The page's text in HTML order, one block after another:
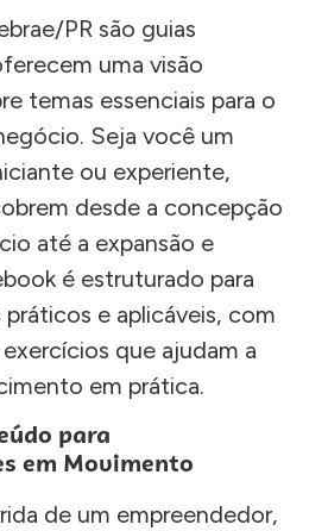
PR são guias
uma visão
temas essenciais para o
Seja você um
ou experiente,
desde a concepção
até a expansão e
é estruturado para
e aplicáveis, com
que ajudam a
em prática.
para
em Movimento
de um empreendedor,